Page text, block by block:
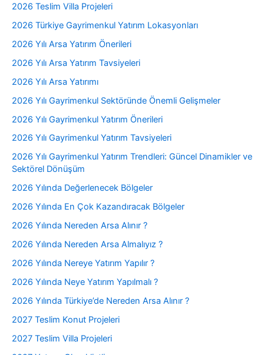
2026 Teslim Villa Projeleri
2026 Türkiye Gayrimenkul Yatırım Lokasyonları
2026 Yılı Arsa Yatırım Önerileri
2026 Yılı Arsa Yatırım Tavsiyeleri
2026 Yılı Arsa Yatırımı
2026 Yılı Gayrimenkul Sektöründe Önemli Gelişmeler
2026 Yılı Gayrimenkul Yatırım Önerileri
2026 Yılı Gayrimenkul Yatırım Tavsiyeleri
2026 Yılı Gayrimenkul Yatırım Trendleri: Güncel Dinamikler ve
Sektörel Dönüşüm
2026 Yılında Değerlenecek Bölgeler
2026 Yılında En Çok Kazandıracak Bölgeler
2026 Yılında Nereden Arsa Alınır ?
2026 Yılında Nereden Arsa Almalıyız ?
2026 Yılında Nereye Yatırım Yapılır ?
2026 Yılında Neye Yatırım Yapılmalı ?
2026 Yılında Türkiye’de Nereden Arsa Alınır ?
2027 Teslim Konut Projeleri
2027 Teslim Villa Projeleri